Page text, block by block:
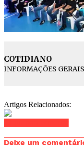
COTIDIANO
INFORMAÇÕES GERAIS
Artigos Relacionados:
Deixe um